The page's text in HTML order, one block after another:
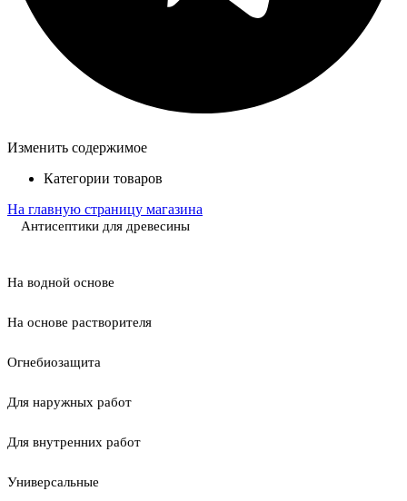
Изменить содержимое
Категории товаров
На главную страницу магазина
Антисептики для древесины
На водной основе
На основе растворителя
Огнебиозащита
Для наружных работ
Для внутренних работ
Универсальные